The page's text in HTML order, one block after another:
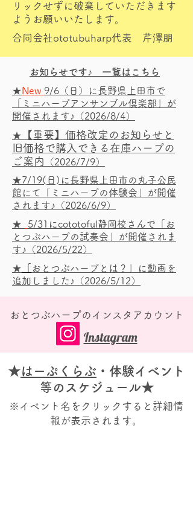
リックせずに破棄していただきます
ようお願いいたします。
合同会社ototubuharp代表 芹澤朋
お知らせです♪ 一覧はこちら
★New 9/6（日）に長野県上田市で
「ミニハープアンサンブル倶楽部」が
開催されます ♪ （2026/8/4）
★
【重要】価格改定のお知らせと
旧価格で購入できる在庫ハープの
ご案内
（2026/7/9）
★7/19(日)に長野県上田市の丸子公民
館にて「ミニハープの体験会」が開催
されます♪ （2026/6/9）
★
5/31にcototoful静岡校さんで「お
とつぶハープの試奏会」が開催されま
す♪ （2026/5/22）
★
おとつぶハープとは？」に動画を
追加しました♪ （2026/5/12）
​おとつぶハープのインスタアカウント
Instagram
★はーぷくらぶ ・体験イベント
等のスケジュール★
※イベント名をクリックすると詳細情
報が表示されます。